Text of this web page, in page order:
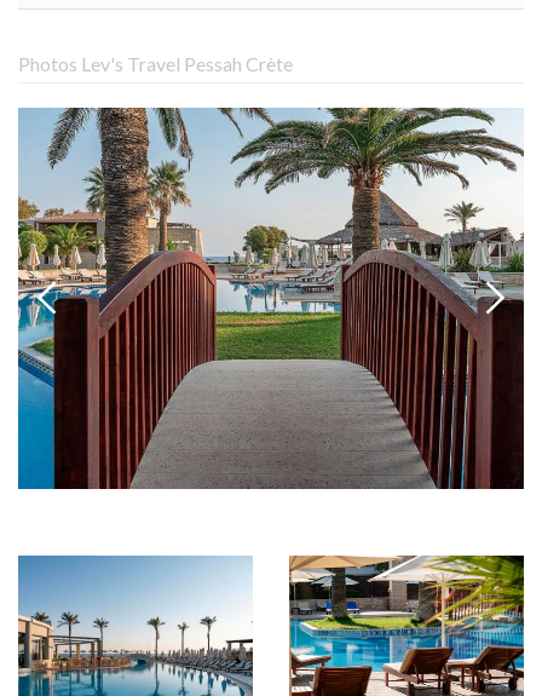
Photos Lev's Travel Pessah Crète